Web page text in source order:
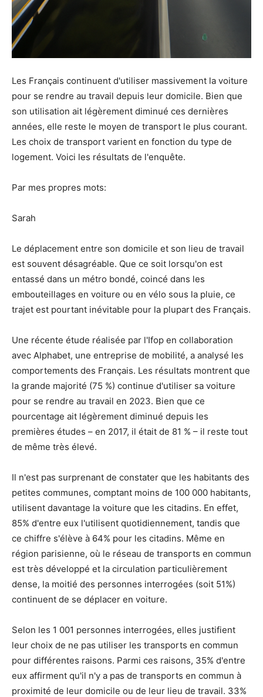
Les Français continuent d'utiliser massivement la voiture
pour se rendre au travail depuis leur domicile. Bien que
son utilisation ait légèrement diminué ces dernières
années, elle reste le moyen de transport le plus courant.
Les choix de transport varient en fonction du type de
logement. Voici les résultats de l'enquête.
Par mes propres mots:
Sarah
Le déplacement entre son domicile et son lieu de travail
est souvent désagréable. Que ce soit lorsqu'on est
entassé dans un métro bondé, coincé dans les
embouteillages en voiture ou en vélo sous la pluie, ce
trajet est pourtant inévitable pour la plupart des Français.
Une récente étude réalisée par l'Ifop en collaboration
avec Alphabet, une entreprise de mobilité, a analysé les
comportements des Français. Les résultats montrent que
la grande majorité (75 %) continue d'utiliser sa voiture
pour se rendre au travail en 2023. Bien que ce
pourcentage ait légèrement diminué depuis les
premières études – en 2017, il était de 81 % – il reste tout
de même très élevé.
Il n'est pas surprenant de constater que les habitants des
petites communes, comptant moins de 100 000 habitants,
utilisent davantage la voiture que les citadins. En effet,
85% d'entre eux l'utilisent quotidiennement, tandis que
ce chiffre s'élève à 64% pour les citadins. Même en
région parisienne, où le réseau de transports en commun
est très développé et la circulation particulièrement
dense, la moitié des personnes interrogées (soit 51%)
continuent de se déplacer en voiture.
Selon les 1 001 personnes interrogées, elles justifient
leur choix de ne pas utiliser les transports en commun
pour différentes raisons. Parmi ces raisons, 35% d'entre
eux affirment qu'il n'y a pas de transports en commun à
proximité de leur domicile ou de leur lieu de travail. 33%